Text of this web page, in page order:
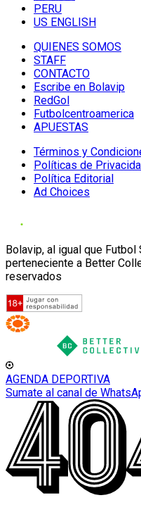
PERU
US ENGLISH
QUIENES SOMOS
STAFF
CONTACTO
Escribe en Bolavip
RedGol
Futbolcentroamerica
APUESTAS
Términos y
Políticas de
Política Editorial
Ad Choices
Bolavip, al igual que
perteneciente a Better
reservados
AGENDA DEPORTIVA
Sumate al canal de